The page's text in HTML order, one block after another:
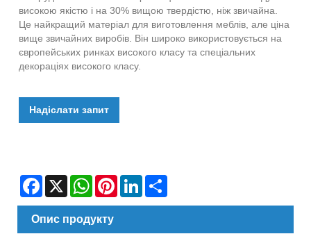
високою якістю і на 30% вищою твердістю, ніж звичайна.
Це найкращий матеріал для виготовлення меблів, але ціна
вище звичайних виробів. Він широко використовується на
європейських ринках високого класу та спеціальних
декораціях високого класу.
Надіслати запит
Facebook
X WhatsAppPinterestLinkedIn
Опис продукту